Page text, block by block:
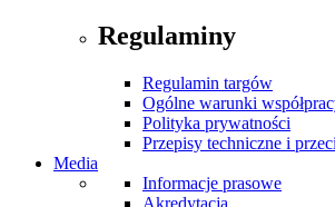
Regulaminy
Regulamin targów
Ogólne warunki
Polityka prywatności
Przepisy techniczne i
Media
Informacje prasowe